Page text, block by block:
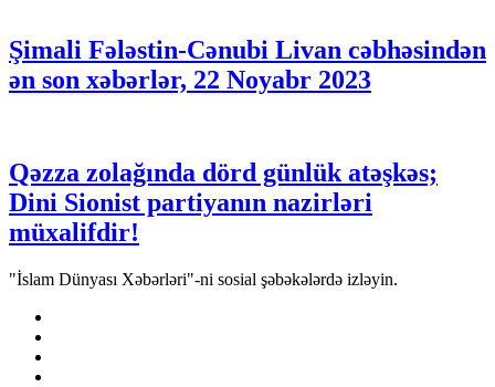
Şimali Fələstin-Cənubi Livan cəbhəsindən
ən son xəbərlər, 22 Noyabr 2023
Qəzza zolağında dörd günlük atəşkəs;
Dini Sionist partiyanın nazirləri
müxalifdir!
"İslam Dünyası Xəbərləri"-ni sosial şəbəkələrdə izləyin.